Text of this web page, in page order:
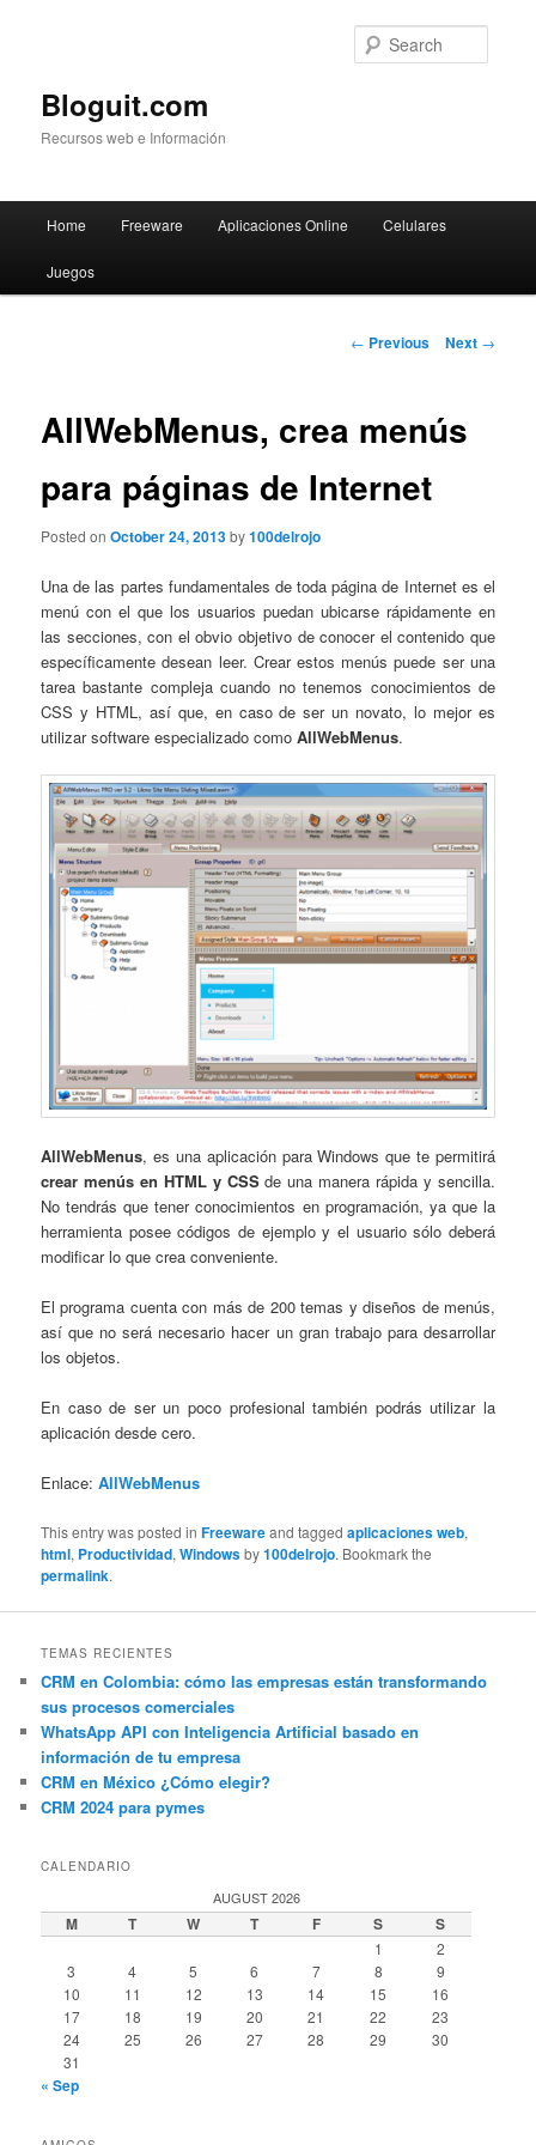
Bloguit.com
Recursos web e Información
Skip
to
Home Freeware Aplicaciones Online Celulares
Juegos
Post
← Previous Next →
AllWebMenus, crea menús
para páginas de Internet
Posted onOctober 24, 2013by100delrojo
Una de las partes fundamentales de toda página de Internet es el
menú con el que los usuarios puedan ubicarse rápidamente en
las secciones, con el obvio objetivo de conocer el contenido que
específicamente desean leer. Crear estos menús puede ser una
tarea bastante compleja cuando no tenemos conocimientos de
CSS y HTML, así que, en caso de ser un novato, lo mejor es
utilizar software especializado comoAllWebMenus.
AllWebMenus, es una aplicación para Windows que te permitirá
crear menús en HTML y CSSde una manera rápida y sencilla.
No tendrás que tener conocimientos en programación, ya que la
herramienta posee códigos de ejemplo y el usuario sólo deberá
modificar lo que crea conveniente.
El programa cuenta con más de 200 temas y diseños de menús,
así que no será necesario hacer un gran trabajo para desarrollar
los objetos.
En caso de ser un poco profesional también podrás utilizar la
aplicación desde cero.
Enlace:AllWebMenus
This entry was posted inFreewareand taggedaplicaciones web,
html, Productividad,Windowsby100delrojo. Bookmark the
permalink.
TEMAS RECIENTES
CRM en Colombia: cómo las empresas están transformando
sus procesos comerciales
WhatsApp API con Inteligencia Artificial basado en
información de tu empresa
CRM en México ¿Cómo elegir?
CRM 2024 para pymes
CALENDARIO
AUGUST 2026
M T W T F S S
1
2
3
4 5 6 7 8
9
10
11 12 13 14 15
16
17
18 19 20 21 22
23
24
25 26 27 28 29
30
31
« Sep